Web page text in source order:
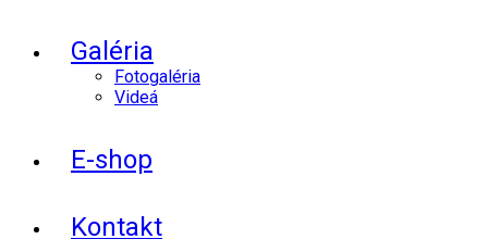
Galéria
Fotogaléria
Videá
E-shop
Kontakt